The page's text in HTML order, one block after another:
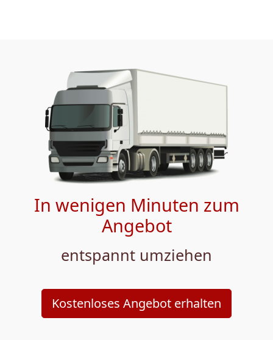
In wenigen Minuten zum
Angebot
entspannt umziehen
Kostenloses Angebot erhalten